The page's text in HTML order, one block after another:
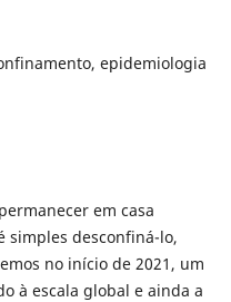
epidemiologia
em casa
simples desconfiná-lo,
no início de 2021, um
à escala global e ainda a